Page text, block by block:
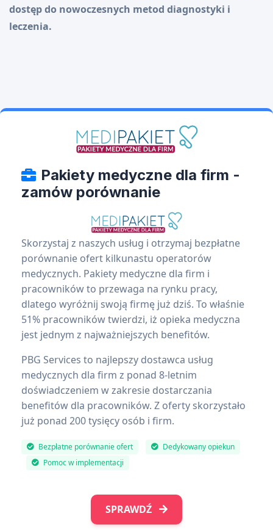
dostęp do nowoczesnych metod diagnostyki i
leczenia.
Pakiety medyczne dla firm -
zamów porównanie
Skorzystaj z naszych usług i otrzymaj bezpłatne
porównanie ofert kilkunastu operatorów
medycznych. Pakiety medyczne dla firm i
pracowników to przewaga na rynku pracy,
dlatego wyróżnij swoją firmę już dziś. To właśnie
51% pracowników twierdzi, iż opieka medyczna
jest jednym z najważniejszych benefitów.
PBG Services to najlepszy dostawca usług
medycznych dla firm z ponad 8-letnim
doświadczeniem w zakresie dostarczania
benefitów dla pracowników. Z oferty skorzystało
już ponad 200 tysięcy osób i firm.
Bezpłatne porównanie ofert
Dedykowany opiekun
Pomoc w implementacji
SPRAWDŹ